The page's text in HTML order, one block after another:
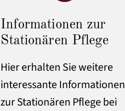
Informationen zur
Stationären Pflege
Hier erhalten Sie weitere
interessante Informationen
zur Stationären Pflege bei